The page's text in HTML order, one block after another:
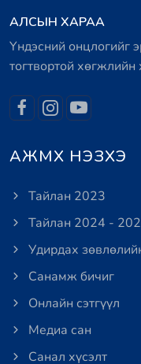
АЛСЫН ХАРАА
Үндэсний онцлогийг
тогтвортой хөгжлийн
АЖМХ НЭЗХЭ
Тайлан 2023
Тайлан 2024 -
Удирдах
Санамж бичиг
Онлайн сэтгүүл
Медиа сан
Санал хүсэлт